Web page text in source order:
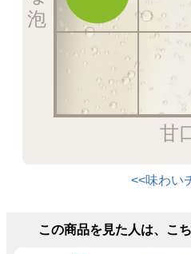
甘
<<味わい
この商品を見た人は、こ